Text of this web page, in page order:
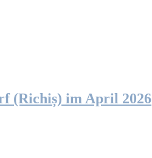
(Ri­chiș) im April 2026